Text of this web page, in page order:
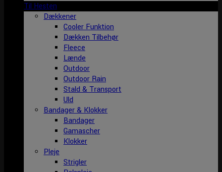
Til Hesten
Dækkener
Cooler Funktion
Dækken Tilbehør
Fleece
Lænde
Outdoor
Outdoor Rain
Stald & Transport
Uld
Bandager & Klokker
Bandager
Gamascher
Klokker
Pleje
Strigler